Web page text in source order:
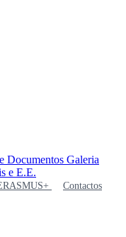
Documentos Galeria
e E.E.
Contactos